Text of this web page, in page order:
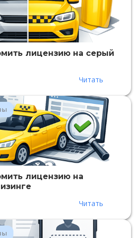
лицензию на серый
Читать
лицензию на
Читать